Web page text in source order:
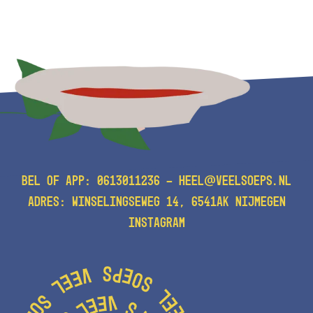
BEL OF APP: 0613011236 - HEEL@VEELSOEPS.NL
ADRES: WINSELINGSEWEG 14, 6541AK NIJMEGEN
INSTAGRAM